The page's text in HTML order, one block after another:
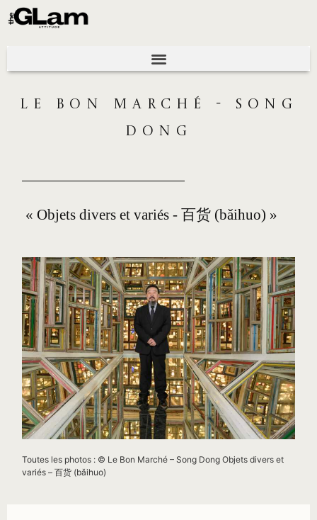
LE BON MARCHÉ - SONG
DONG
« Objets divers et variés -百货 (bǎihuo) »
Toutes les photos : © Le Bon Marché – Song Dong Objets divers et
variés – 百货 (bǎihuo)